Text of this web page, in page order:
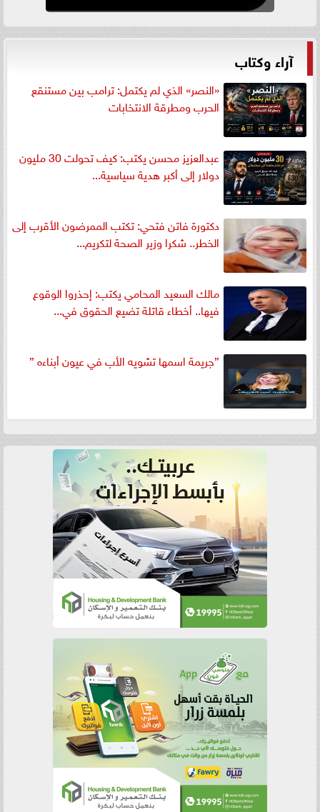
آراء وكتاب
«النصر» الذي لم يكتمل: ترامب بين مستنقع
الحرب ومطرقة الانتخابات
عبدالعزيز محسن يكتب: كيف تحولت 30 مليون
دولار إلى أكبر هدية سياسية...
دكتورة فاتن فتحي: تكتب الممرضون الأقرب إلى
الخطر.. شكرا وزير الصحة لتكريم...
مالك السعيد المحامي يكتب: إحذروا الوقوع
فيها.. أخطاء قاتلة تضيع الحقوق في...
”جريمة اسمها تشويه الأب في عيون أبناءه ”